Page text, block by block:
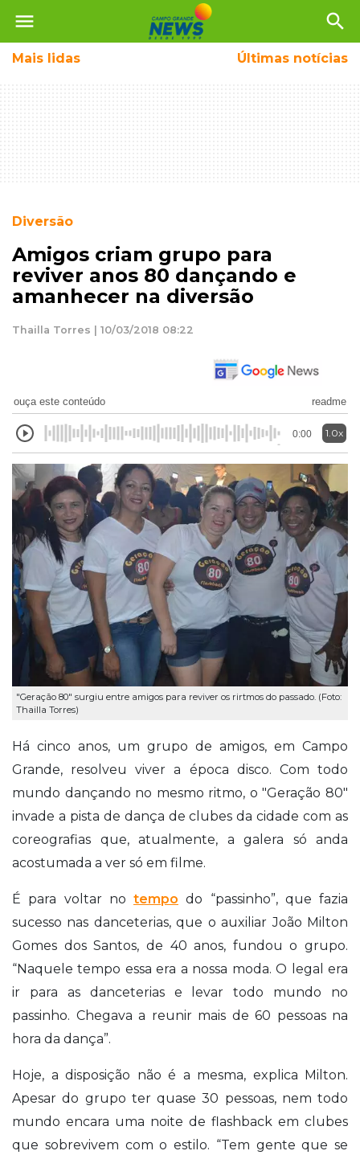
menu search
Mais lidas Últimas notícias
Diversão
Amigos criam grupo para
reviver anos 80 dançando e
amanhecer na diversão
Thailla Torres | 10/03/2018 08:22
ouça este conteúdo readme
0:00 1.0x
"Geração 80" surgiu entre amigos para reviver os rirtmos do passado. (Foto:
Thailla Torres)
Há cinco anos, um grupo de amigos, em Campo
Grande, resolveu viver a época disco. Com todo
mundo dançando no mesmo ritmo, o "Geração 80"
invade a pista de dança de clubes da cidade com as
coreografias que, atualmente, a galera só anda
acostumada a ver só em filme.
É para voltar no tempo do “passinho”, que fazia
sucesso nas danceterias, que o auxiliar João Milton
Gomes dos Santos, de 40 anos, fundou o grupo.
“Naquele tempo essa era a nossa moda. O legal era
ir para as danceterias e levar todo mundo no
passinho. Chegava a reunir mais de 60 pessoas na
hora da dança”.
Hoje, a disposição não é a mesma, explica Milton.
Apesar do grupo ter quase 30 pessoas, nem todo
mundo encara uma noite de flashback em clubes
que sobrevivem com o estilo. “Tem gente que se